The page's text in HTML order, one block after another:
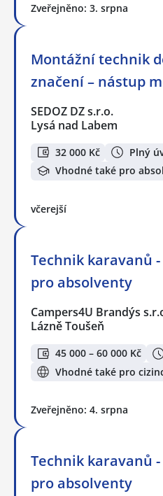
Zveřejněno: 3. srpna
Montážní technik
značení – nástup
SEDOZ DZ s.r.o.
Lysá nad Labem
32 000 Kč
Plný
Vhodné také pro
včerejší
Technik karavanů
pro absolventy
Campers4U Brandýs
Lázně Toušeň
45 000 – 60 000 Kč
Vhodné také pro
Zveřejněno: 4. srpna
Technik karavanů
pro absolventy